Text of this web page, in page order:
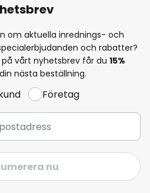
om aktuella inrednings- och
och rabatter?
vårt nyhetsbrev får du 15%
nästa beställning.
Företag
nu